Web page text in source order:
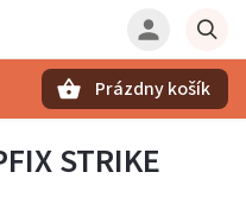
Prázdny košík
STRIKE